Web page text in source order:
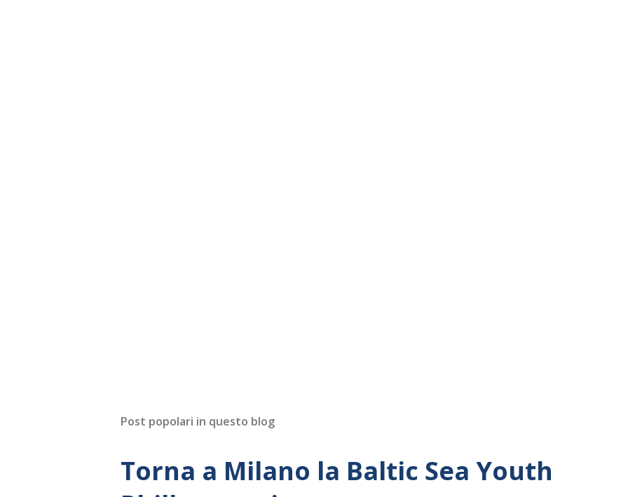
Post popolari in questo blog
Torna a Milano la Baltic Sea Youth